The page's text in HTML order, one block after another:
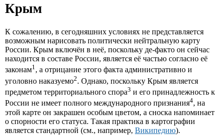
Крым
К сожалению, в сегодняшних условиях не представляется
возможным нарисовать политически нейтральную карту
России. Крым включён в неё, поскольку де-факто он сейчас
находится в составе России, является её частью согласно её
законам1, а отрицание этого факта административно и
уголовно наказуемо2. Однако, поскольку Крым является
предметом территориального спора3 и его принадлежность к
России не имеет полного международного признания4, на
этой карте он закрашен особым цветом, а сноска напоминает
о спорности его статуса. Такая практика в картографии
является стандартной (см., например, Википедию).